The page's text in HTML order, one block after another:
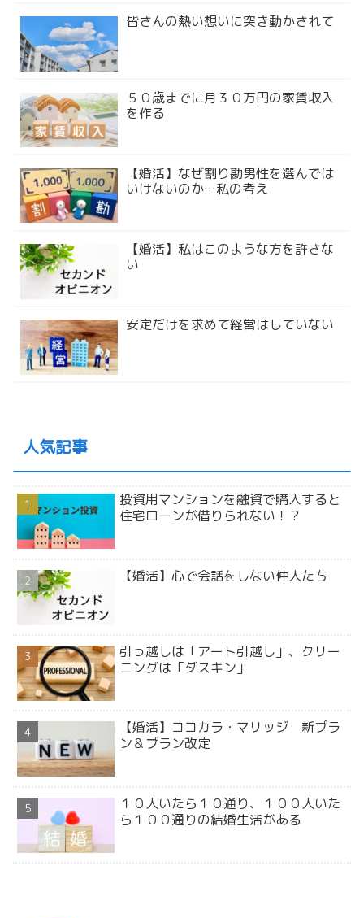
皆さんの熱い想いに突き動かされて
５０歳までに月３０万円の家賃収入
を作る
【婚活】なぜ割り勘男性を選んでは
いけないのか…私の考え
【婚活】私はこのような方を許さな
い
安定だけを求めて経営はしていない
人気記事
投資用マンションを融資で購入すると
住宅ローンが借りられない！？
【婚活】心で会話をしない仲人たち
引っ越しは「アート引越し」、クリー
ニングは「ダスキン」
【婚活】ココカラ・マリッジ 新プラ
ン＆プラン改定
１０人いたら１０通り、１００人いた
ら１００通りの結婚生活がある